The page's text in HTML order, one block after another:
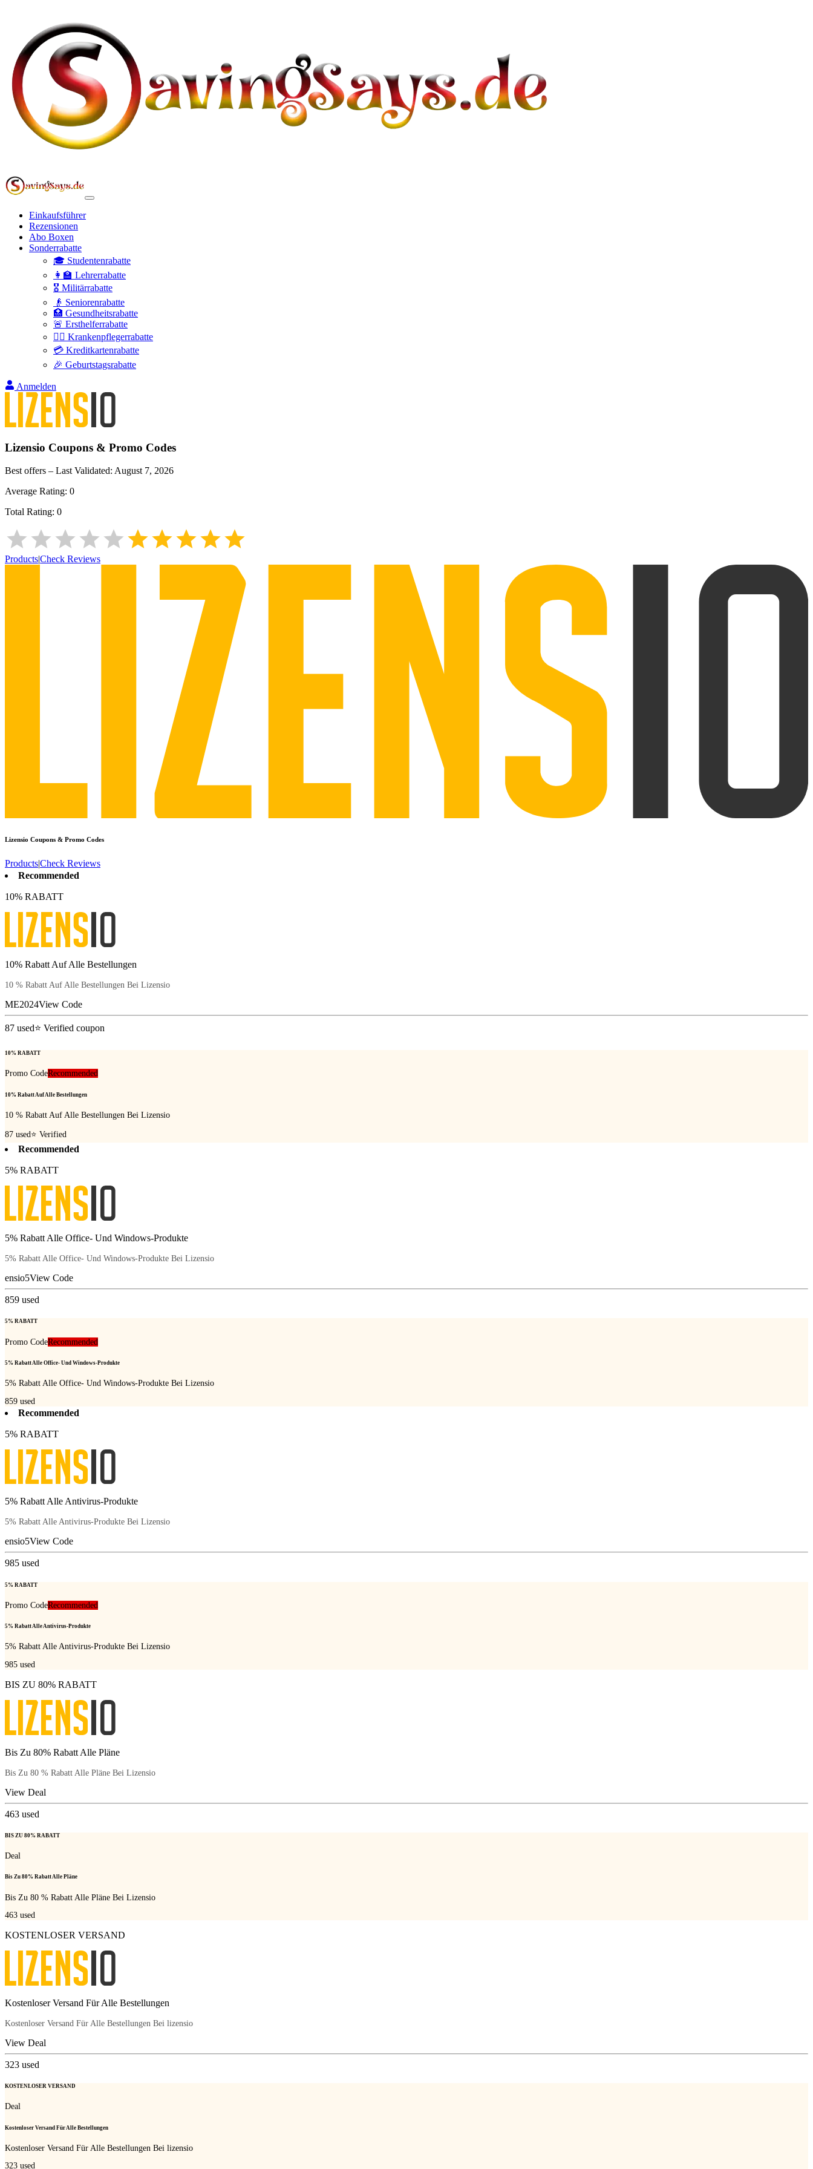
Einkaufsführer
Rezensionen
Abo Boxen
Sonderrabatte
🎓 Studentenrabatte
👩‍🏫 Lehrerrabatte
🎖️ Militärrabatte
👴 Seniorenrabatte
🏥 Gesundheitsrabatte
🚨 Ersthelferrabatte
👩‍⚕️ Krankenpflegerrabatte
💳 Kreditkartenrabatte
🎉 Geburtstagsrabatte
Anmelden
Lizensio Coupons & Promo Codes
Best offers – Last Validated: August 7, 2026
Average Rating: 0
Total Rating: 0
Products|Check Reviews
Lizensio Coupons & Promo Codes
Products|Check Reviews
Recommended
10% RABATT
10% Rabatt Auf Alle Bestellungen
10 % Rabatt Auf Alle Bestellungen Bei Lizensio
ME2024View Code
87 used⭐ Verified coupon
10% RABATT
Promo CodeRecommended
10% Rabatt Auf Alle Bestellungen
10 % Rabatt Auf Alle Bestellungen Bei Lizensio
87 used⭐ Verified
Recommended
5% RABATT
5% Rabatt Alle Office- Und Windows-Produkte
5% Rabatt Alle Office- Und Windows-Produkte Bei Lizensio
ensio5View Code
859 used
5% RABATT
Promo CodeRecommended
5% Rabatt Alle Office- Und Windows-Produkte
5% Rabatt Alle Office- Und Windows-Produkte Bei Lizensio
859 used
Recommended
5% RABATT
5% Rabatt Alle Antivirus-Produkte
5% Rabatt Alle Antivirus-Produkte Bei Lizensio
ensio5View Code
985 used
5% RABATT
Promo CodeRecommended
5% Rabatt Alle Antivirus-Produkte
5% Rabatt Alle Antivirus-Produkte Bei Lizensio
985 used
BIS ZU 80% RABATT
Bis Zu 80% Rabatt Alle Pläne
Bis Zu 80 % Rabatt Alle Pläne Bei Lizensio
View Deal
463 used
BIS ZU 80% RABATT
Deal
Bis Zu 80% Rabatt Alle Pläne
Bis Zu 80 % Rabatt Alle Pläne Bei Lizensio
463 used
KOSTENLOSER VERSAND
Kostenloser Versand Für Alle Bestellungen
Kostenloser Versand Für Alle Bestellungen Bei lizensio
View Deal
323 used
KOSTENLOSER VERSAND
Deal
Kostenloser Versand Für Alle Bestellungen
Kostenloser Versand Für Alle Bestellungen Bei lizensio
323 used